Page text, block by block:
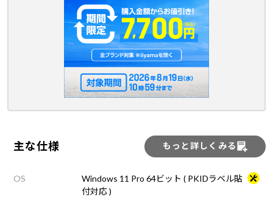
主な仕様 もっと詳しくみる
OS
Windows 11 Pro 64ビット ( PKIDラベル貼
付対応 )